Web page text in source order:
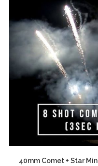
40mm Comet + Star